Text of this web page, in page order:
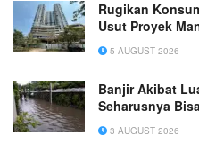
Rugikan
Usut Proyek
5 AUGUST 2026
Banjir Akibat
Seharusnya
3 AUGUST 2026